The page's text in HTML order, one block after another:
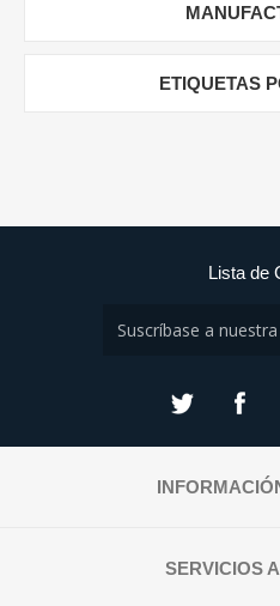
ETIQUETAS
Lista de
SERVICIOS